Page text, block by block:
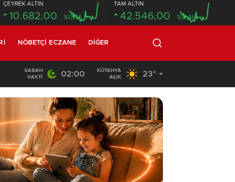
ÇEYREK ALTIN
10.682,00 %0,46
TAM ALTIN
42.546,00 %0,46
NÖBETÇI ECZANE DIĞER
20:58 /
SABAH
VAKTI
02:00
KÜTAHYA
AÇIK
23°